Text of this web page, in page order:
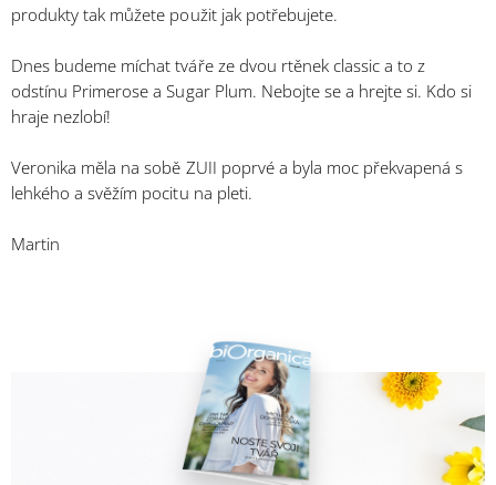
produkty tak můžete použit jak potřebujete.
Dnes budeme míchat tváře ze dvou rtěnek classic a to z
odstínu Primerose a Sugar Plum. Nebojte se a hrejte si. Kdo si
hraje nezlobí!
Veronika měla na sobě ZUII poprvé a byla moc překvapená s
lehkého a svěžím pocitu na pleti.
Martin